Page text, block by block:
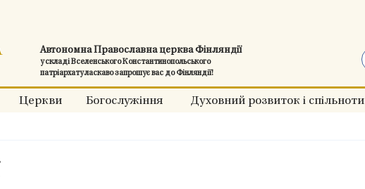
Автономна Православна церква Фінляндії
у складі Вселенського Константинопольського
патріархату ласкаво запрошує вас до Фінляндії!
Церкви Богослужіння Духовний розвиток і спільноти